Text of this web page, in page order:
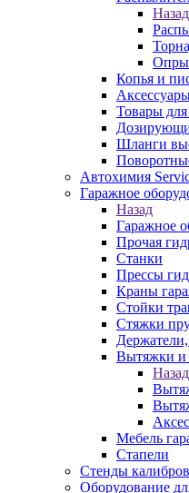
Назад
Копья и
Товары для
Шланги
Автохимия
Гаражное
Назад
Гаражное
Прочая
Станки
Прессы
Краны
Стойки
Стяжки
Держатели,
Вытяжки и
Назад
Мебель
Стапели
Стенды
Оборудование